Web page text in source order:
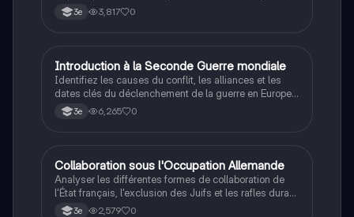
autoritaire de Philippe Pétain.
3e 3,817 0
IHistoire
Introduction à la Seconde Guerre mondiale
Identifiez les causes du conflit, les alliances et les
dates clés du déclenchement de la guerre en Europe
et dans le Pacifique.
3e 6,265 0
CHistoire
Collaboration sous l'Occupation Allemande
Analyser les différentes formes de collaboration de
l'État français, l'exclusion des Juifs et les rafles durant
la Seconde Guerre mondiale.
3e 2,579 0